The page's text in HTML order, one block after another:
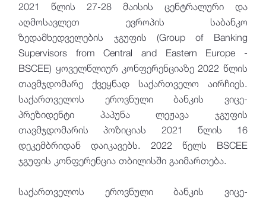
2021 წლის 27-28 მაისის ცენტრალური და
აღმოსავლეთ ევროპის საბანკო
ზედამხედველების ჯგუფის (Group of Banking
Supervisors from Central and Eastern Europe -
BSCEE) ყოველწლიურ კონფერენციაზე 2022 წლის
თავმჯდომარე ქვეყნად საქართველო აირჩიეს.
საქართველოს ეროვნული ბანკის ვიცე-
პრეზიდენტი პაპუნა ლეჟავა ჯგუფის
თავმჯდომარის პოზიციას 2021 წლის 16
დეკემბრიდან დაიკავებს. 2022 წელს BSCEE
ჯგუფის კონფერენცია თბილისში გაიმართება.
საქართველოს ეროვნული ბანკის ვიცე-